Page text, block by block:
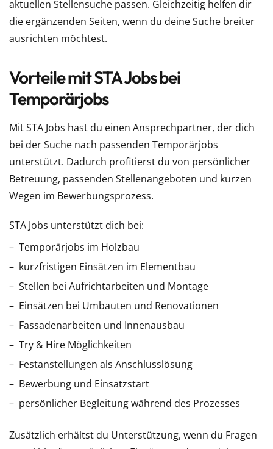
aktuellen Stellensuche passen. Gleichzeitig helfen dir
die ergänzenden Seiten, wenn du deine Suche breiter
ausrichten möchtest.
Vorteile mit STA Jobs bei
Temporärjobs
Mit STA Jobs hast du einen Ansprechpartner, der dich
bei der Suche nach passenden Temporärjobs
unterstützt. Dadurch profitierst du von persönlicher
Betreuung, passenden Stellenangeboten und kurzen
Wegen im Bewerbungsprozess.
STA Jobs unterstützt dich bei:
Temporärjobs im Holzbau
kurzfristigen Einsätzen im Elementbau
Stellen bei Aufrichtarbeiten und Montage
Einsätzen bei Umbauten und Renovationen
Fassadenarbeiten und Innenausbau
Try & Hire Möglichkeiten
Festanstellungen als Anschlusslösung
Bewerbung und Einsatzstart
persönlicher Begleitung während des Prozesses
Zusätzlich erhältst du Unterstützung, wenn du Fragen